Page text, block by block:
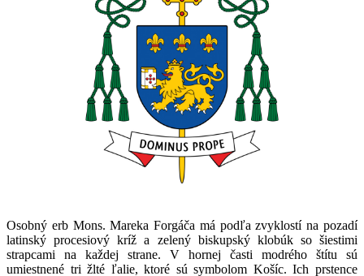
Osobný erb Mons. Mareka Forgáča má podľa zvyklostí na pozadí
latinský procesiový kríž a zelený biskupský klobúk so šiestimi
strapcami na každej strane. V hornej časti modrého štítu sú
umiestnené tri žlté ľalie, ktoré sú symbolom Košíc. Ich prstence